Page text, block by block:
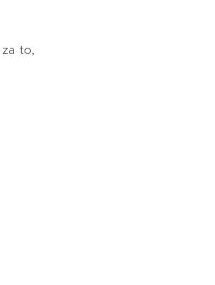
to,